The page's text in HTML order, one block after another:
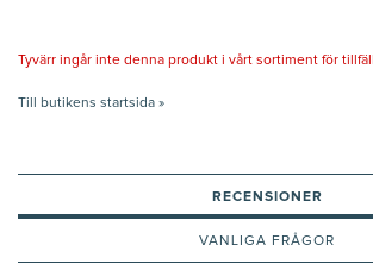
Tyvärr ingår inte denna produkt i vårt sortiment för
Till butikens startsida »
RECENSIONER
VANLIGA FRÅGOR